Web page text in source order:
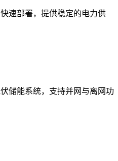
速部署，提供稳定的电力供
储能系统，支持并网与离网功